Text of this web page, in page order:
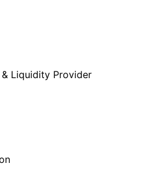
Liquidity Provider